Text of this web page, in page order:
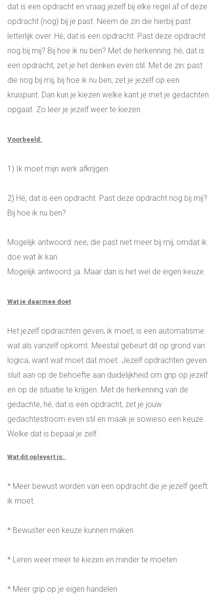
dat is een opdracht en vraag jezelf bij elke regel af of deze
opdracht (nog) bij je past. Neem de zin die hierbij past
letterlijk over. Hé, dat is een opdracht. Past deze opdracht
nog bij mij? Bij hoe ik nu ben? Met de herkenning: hé, dat is
een opdracht, zet je het denken even stil. Met de zin: past
die nog bij mij, bij hoe ik nu ben, zet je jezelf op een
kruispunt. Dan kun je kiezen welke kant je met je gedachten
opgaat. Zo leer je jezelf weer te kiezen.
Voorbeeld:
1) Ik moet mijn werk afkrijgen
2) Hé, dat is een opdracht. Past deze opdracht nog bij mij?
Bij hoe ik nu ben?
Mogelijk antwoord: nee, die past niet meer bij mij, omdat ik
doe wat ik kan.
Mogelijk antwoord: ja. Maar dan is het wel de eigen keuze.
Wat je daarmee doet
Het jezelf opdrachten geven, ik moet, is een automatisme
wat als vanzelf opkomt. Meestal gebeurt dit op grond van
logica, want wat moet dat moet. Jezelf opdrachten geven
sluit aan op de behoefte aan duidelijkheid om grip op jezelf
en op de situatie te krijgen. Met de herkenning van de
gedachte, hé, dat is een opdracht, zet je jouw
gedachtestroom even stil en maak je sowieso een keuze.
Welke dat is bepaal je zelf.
Wat dit oplevert is:
* Meer bewust worden van een opdracht die je jezelf geeft:
ik moet.
* Bewuster een keuze kunnen maken
* Leren weer meer te kiezen en minder te moeten
* Meer grip op je eigen handelen